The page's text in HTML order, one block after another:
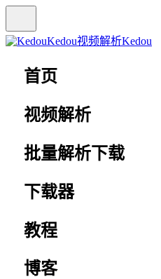
Kedou视频解析Kedou
首页
视频解析
批量解析下载
下载器
教程
博客